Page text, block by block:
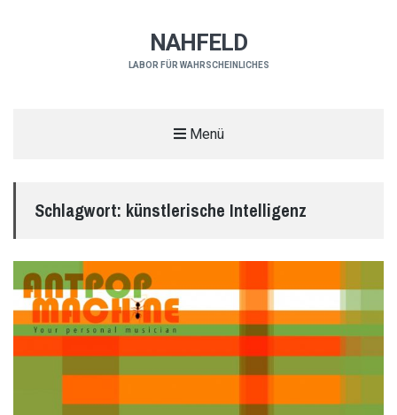
NAHFELD
LABOR FÜR WAHRSCHEINLICHES
Menü
Schlagwort: künstlerische Intelligenz